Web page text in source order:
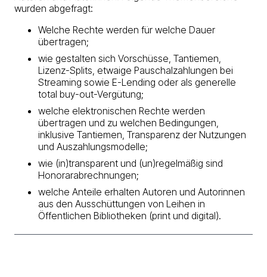
wurden abgefragt:
Welche Rechte werden für welche Dauer
übertragen;
wie gestalten sich Vorschüsse, Tantiemen,
Lizenz-Splits, etwaige Pauschalzahlungen bei
Streaming sowie E-Lending oder als generelle
total buy-out-Vergütung;
welche elektronischen Rechte werden
übertragen und zu welchen Bedingungen,
inklusive Tantiemen, Transparenz der Nutzungen
und Auszahlungsmodelle;
wie (in)transparent und (un)regelmäßig sind
Honorarabrechnungen;
welche Anteile erhalten Autoren und Autorinnen
aus den Ausschüttungen von Leihen in
Öffentlichen Bibliotheken (print und digital).